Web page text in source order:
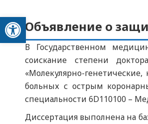
Открыть панель инструментов
Объявление о
В Государственном
соискание степени
«Молекулярно-
больных с острым
специальности 6D110100 –
Диссертация выполнена на